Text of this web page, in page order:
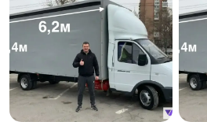
Другое1